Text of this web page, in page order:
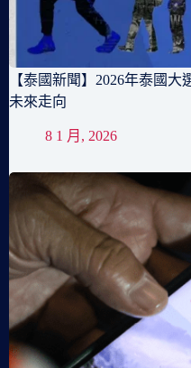
【泰國新聞】2026年泰國
未來走向
8 1 月, 2026